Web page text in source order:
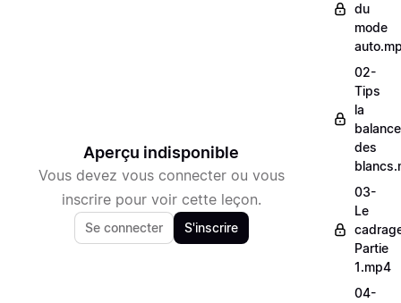
Aperçu indisponible
Vous devez vous connecter ou vous
inscrire pour voir cette leçon.
Se connecter S'inscrire
du
mode
02-
Tips
la
balance
des
03-
Le
Partie
1.mp4
04-